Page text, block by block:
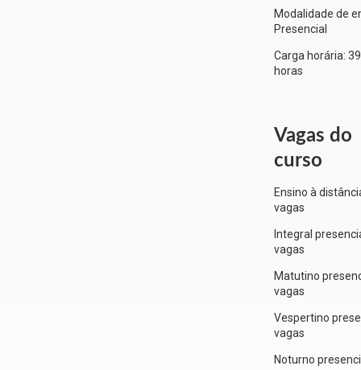
Modalidade de
Presencial
Carga horária:
horas
Vagas do
curso
Ensino à
vagas
Integral
vagas
Matutino
vagas
Vespertino
vagas
Noturno